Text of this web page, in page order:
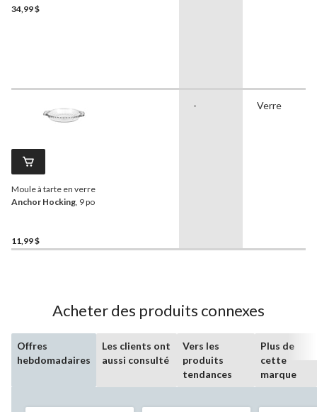
34,99 $
Moule à tarte en verre
Anchor Hocking , 9 po
11,99 $
- Verre
Acheter des produits connexes
Offres
hebdomadaires
Les clients ont
aussi consulté
Vers les
produits
tendances
Plus de
cette
marque